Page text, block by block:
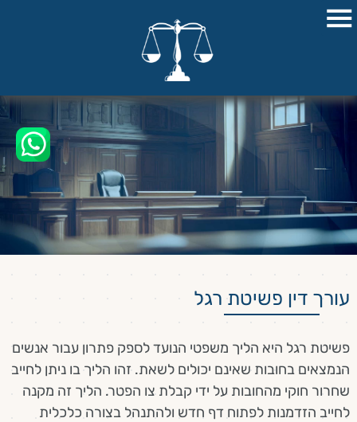
עורך דין פשיטת רגל
פשיטת רגל היא הליך משפטי הנועד לספק פתרון עבור אנשים
הנמצאים בחובות שאינם יכולים לשאת. זהו הליך בו ניתן לחייב
שחרור חוקי מהחובות על ידי קבלת צו הפטר. הליך זה מקנה
לחייב הזדמנות לפתוח דף חדש ולהתנהל בצורה כלכלית